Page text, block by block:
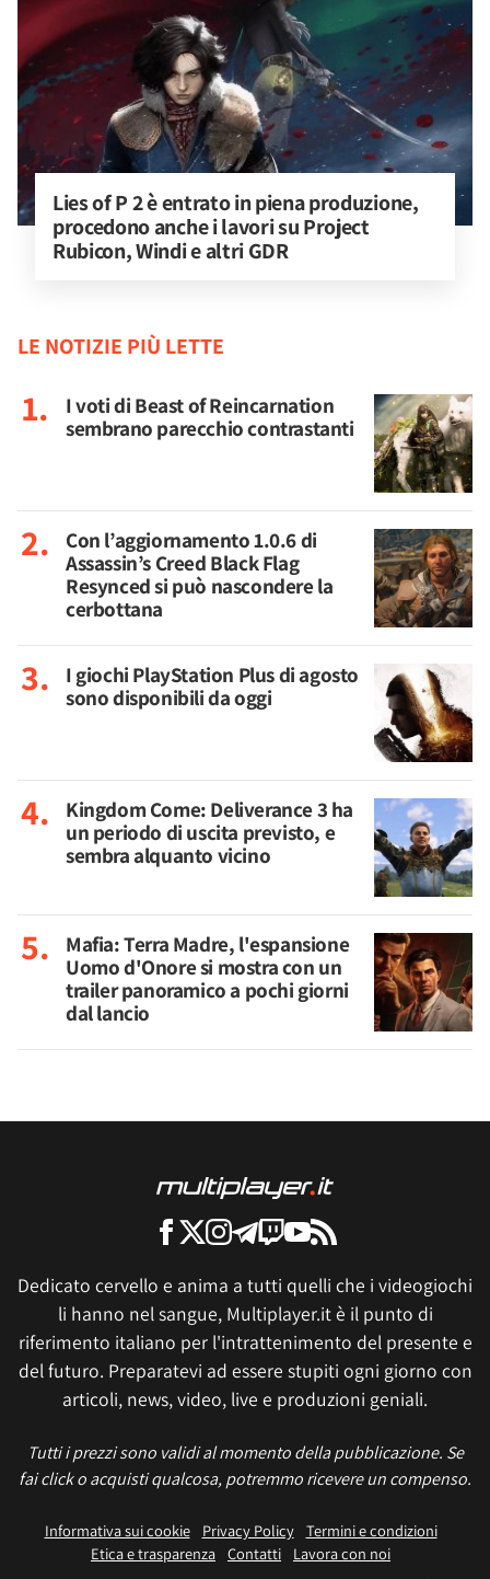
Lies of P 2 è entrato in piena produzione,
procedono anche i lavori su Project
Rubicon, Windi e altri GDR
LE NOTIZIE PIÙ LETTE
I voti di Beast of Reincarnation
sembrano parecchio contrastanti
Con l’aggiornamento 1.0.6 di
Assassin’s Creed Black Flag
Resynced si può nascondere la
cerbottana
I giochi PlayStation Plus di agosto
sono disponibili da oggi
Kingdom Come: Deliverance 3 ha
un periodo di uscita previsto, e
sembra alquanto vicino
Mafia: Terra Madre, l'espansione
Uomo d'Onore si mostra con un
trailer panoramico a pochi giorni
dal lancio
Dedicato cervello e anima a tutti quelli che i videogiochi
li hanno nel sangue, Multiplayer.it è il punto di
riferimento italiano per l'intrattenimento del presente e
del futuro. Preparatevi ad essere stupiti ogni giorno con
articoli, news, video, live e produzioni geniali.
Tutti i prezzi sono validi al momento della pubblicazione. Se
fai click o acquisti qualcosa, potremmo ricevere un compenso.
Informativa sui cookie Privacy Policy
Termini e condizioni
Etica e trasparenza Contatti
Lavora con noi